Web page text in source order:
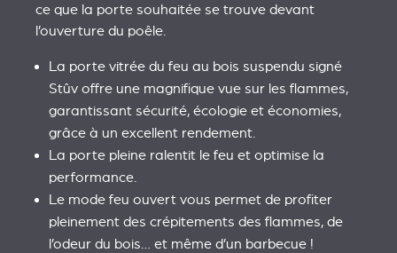
ce que la porte souhaitée se trouve devant
l’ouverture du poêle.
La porte vitrée du feu au bois suspendu signé
Stûv offre une magnifique vue sur les flammes,
garantissant sécurité, écologie et économies,
grâce à un excellent rendement.
La porte pleine ralentit le feu et optimise la
performance.
Le mode feu ouvert vous permet de profiter
pleinement des crépitements des flammes, de
l’odeur du bois… et même d’un barbecue !